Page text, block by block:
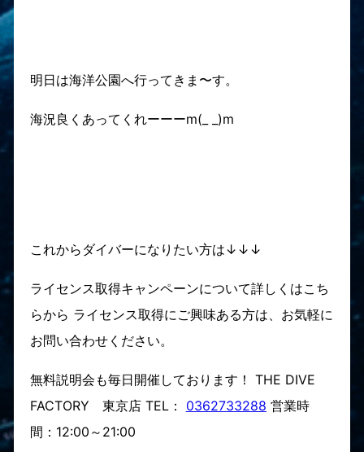
明日は海洋公園へ行ってきま〜す。
海況良くあってくれーーーm(_ _)m
これからダイバーになりたい方は↓↓↓
ライセンス取得キャンペーンについて詳しくはこち
らから ライセンス取得にご興味ある方は、お気軽に
お問い合わせください。
無料説明会も毎日開催しております！ THE DIVE
FACTORY 東京店 TEL： 0362733288 営業時
間：12:00～21:00